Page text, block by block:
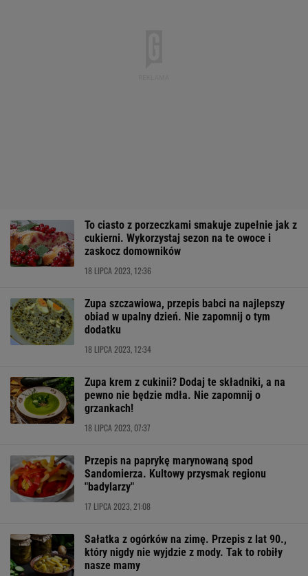
To ciasto z porzeczkami smakuje zupełnie jak z
cukierni. Wykorzystaj sezon na te owoce i
zaskocz domowników
18 LIPCA 2023, 12:36
Zupa szczawiowa, przepis babci na najlepszy
obiad w upalny dzień. Nie zapomnij o tym
dodatku
18 LIPCA 2023, 12:34
Zupa krem z cukinii? Dodaj te składniki, a na
pewno nie będzie mdła. Nie zapomnij o
grzankach!
18 LIPCA 2023, 07:37
Przepis na paprykę marynowaną spod
Sandomierza. Kultowy przysmak regionu
"badylarzy"
17 LIPCA 2023, 21:08
Sałatka z ogórków na zimę. Przepis z lat 90.,
który nigdy nie wyjdzie z mody. Tak to robiły
nasze mamy